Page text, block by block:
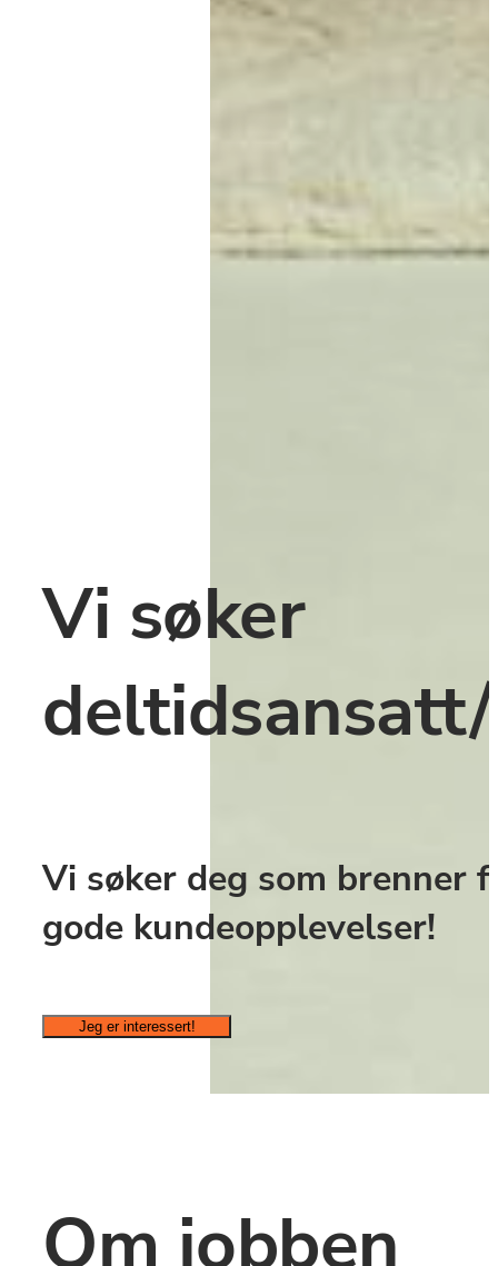
﻿Vi søker
Vi søker deg som brenner
gode kundeopplevelser!
Jeg er interessert!
Om jobben